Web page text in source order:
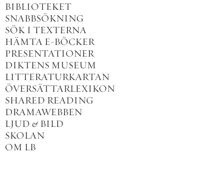
BIBLIOTEKET
SNABBSÖKNING
SÖK I TEXTERNA
HÄMTA E-BÖCKER
PRESENTATIONER
DIKTENS MUSEUM
LITTERATURKARTAN
ÖVERSÄTTARLEXIKON
SHARED READING
DRAMAWEBBEN
LJUD & BILD
SKOLAN
OM LB